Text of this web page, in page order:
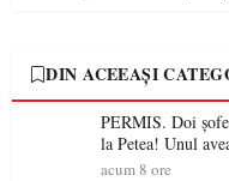
DIN ACEEAȘI
PERMIS. Doi
la Petea! Unul
niciodată permis
acum 8 ore